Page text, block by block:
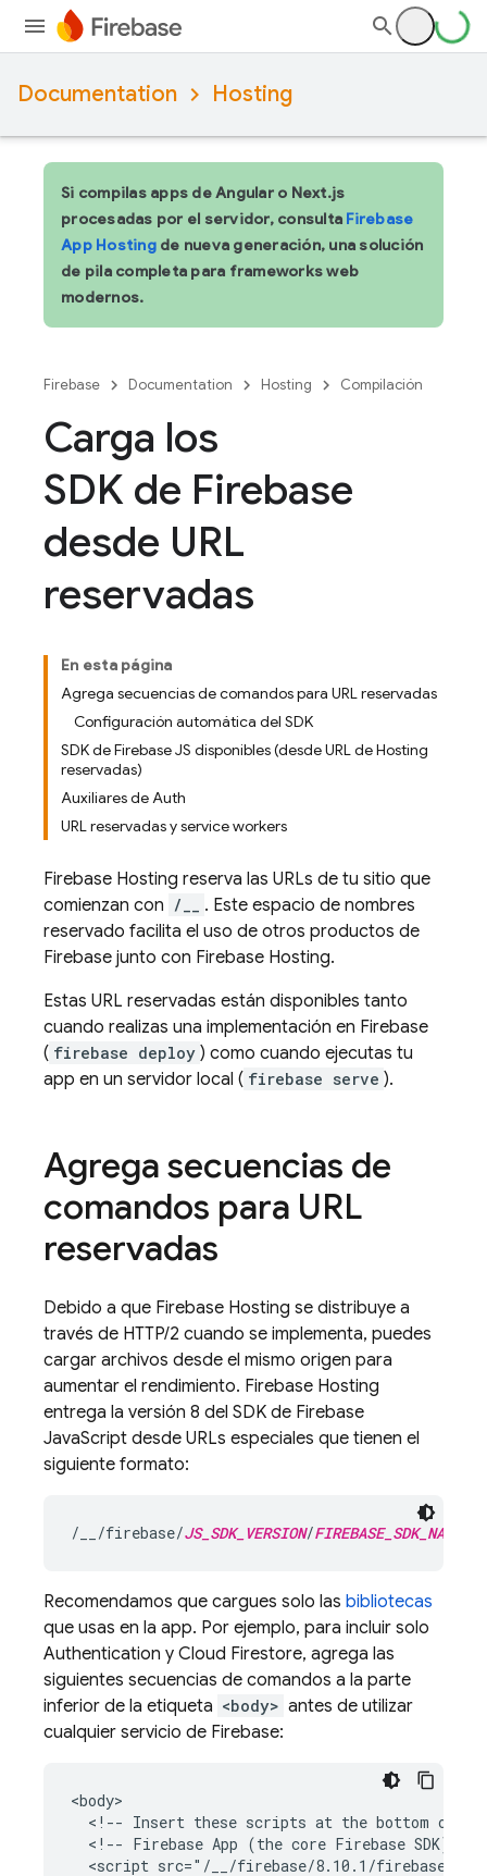
Documentation Hosting
Si compilas apps de Angular o Next.js
procesadas por el servidor, consulta Firebase
App Hostingde nueva generación, una solución
de pila completa para frameworks web
modernos.
Firebase Documentation Hosting Compilación
Carga los
SDK de Firebase
desde URL
reservadas
En esta página
Agrega secuencias de comandos para URL reservadas
Configuración automática del SDK
SDK de Firebase JS disponibles (desde URL de Hosting
reservadas)
Auxiliares de Auth
URL reservadas y service workers
Firebase Hosting reserva las URLs de tu sitio que
comienzan con /__
. Este espacio de nombres
reservado facilita el uso de otros productos de
Firebase junto con Firebase Hosting.
Estas URL reservadas están disponibles tanto
cuando realizas una implementación en Firebase
( firebase deploy ) como cuando ejecutas tu
app en un servidor local ( firebase serve ).
Agrega secuencias de
comandos para URL
reservadas
Debido a que Firebase Hosting se distribuye a
través de HTTP/2 cuando se implementa, puedes
cargar archivos desde el mismo origen para
aumentar el rendimiento. Firebase Hosting
entrega la versión 8 del SDK de Firebase
JavaScript desde URLs especiales que tienen el
siguiente formato:
/__/firebase/JS_SDK_VERSION/FIREBASE_SDK_NAME
Recomendamos que cargues solo las bibliotecas
que usas en la app. Por ejemplo, para incluir solo
Authentication y Cloud Firestore, agrega las
siguientes secuencias de comandos a la parte
inferior de la etiqueta <body> antes de utilizar
cualquier servicio de Firebase:
<body>
<!-- Insert these scripts at the bottom of
<!-- Firebase App (the core Firebase SDK) is
<script src="/__/firebase/8.10.1/firebase-